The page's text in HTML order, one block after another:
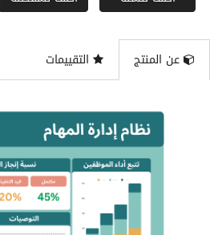
عن المنتج التقييمات